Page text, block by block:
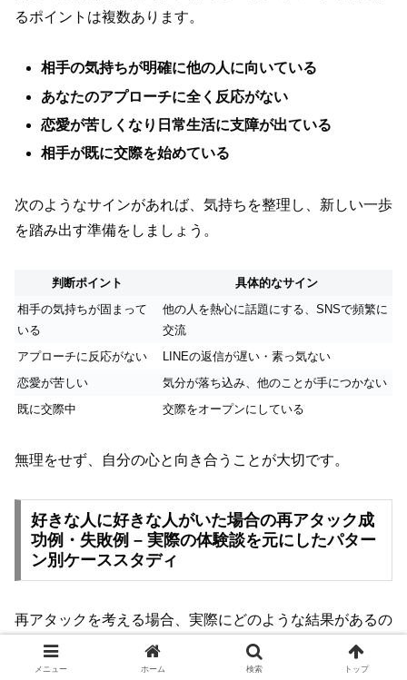
るポイントは複数あります。
相手の気持ちが明確に他の人に向いている
あなたのアプローチに全く反応がない
恋愛が苦しくなり日常生活に支障が出ている
相手が既に交際を始めている
次のようなサインがあれば、気持ちを整理し、新しい一歩
を踏み出す準備をしましょう。
判断ポイント
具体的なサイン
相手の気持ちが固まって
いる
他の人を熱心に話題にする、SNSで頻繁に
交流
アプローチに反応がない
LINEの返信が遅い・素っ気ない
恋愛が苦しい
気分が落ち込み、他のことが手につかない
既に交際中
交際をオープンにしている
無理をせず、自分の心と向き合うことが大切です。
好きな人に好きな人がいた場合の再アタック成
功例・失敗例 – 実際の体験談を元にしたパター
ン別ケーススタディ
再アタックを考える場合、実際にどのような結果があるの
か知っておくと参考になります。成功例と失敗例をまとめ
ました。
メニュー ホーム 検索 トップ